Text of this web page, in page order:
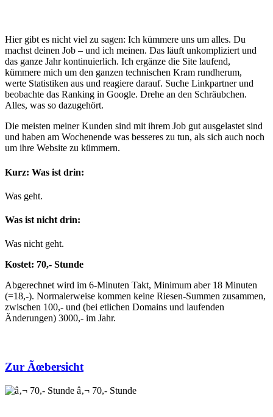
Hier gibt es nicht viel zu sagen: Ich kümmere uns um alles. Du
machst deinen Job – und ich meinen. Das läuft unkompliziert und
das ganze Jahr kontinuierlich. Ich ergänze die Site laufend,
kümmere mich um den ganzen technischen Kram rundherum,
werte Statistiken aus und reagiere darauf. Suche Linkpartner und
beobachte das Ranking in Google. Drehe an den Schräubchen.
Alles, was so dazugehört.
Die meisten meiner Kunden sind mit ihrem Job gut ausgelastet sind
und haben am Wochenende was besseres zu tun, als sich auch noch
um ihre Website zu kümmern.
Kurz: Was ist drin:
Was geht.
Was ist nicht drin:
Was nicht geht.
Kostet: 70,- Stunde
Abgerechnet wird im 6-Minuten Takt, Minimum aber 18 Minuten
(=18,-). Normalerweise kommen keine Riesen-Summen zusammen,
zwischen 100,- und (bei etlichen Domains und laufenden
Änderungen) 3000,- im Jahr.
Zur Ãœbersicht
â‚¬ 70,- Stunde